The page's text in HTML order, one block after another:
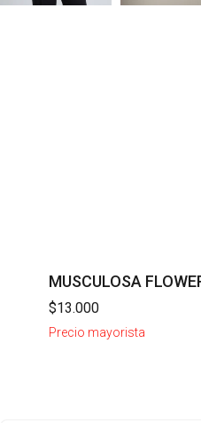
MUSCULOSA
$13.000
Precio mayorista